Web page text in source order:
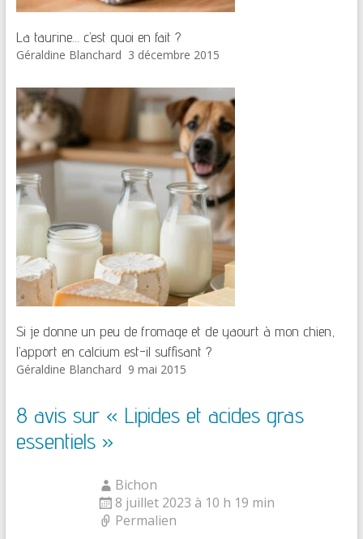
La taurine… c’est quoi en fait ?
Géraldine Blanchard 3 décembre 2015
Si je donne un peu de fromage et de yaourt à mon chien,
l’apport en calcium est-il suffisant ?
Géraldine Blanchard 9 mai 2015
8 avis sur « Lipides et acides gras
essentiels»
Bichon
8 juillet 2023 à 10 h 19 min
Permalien